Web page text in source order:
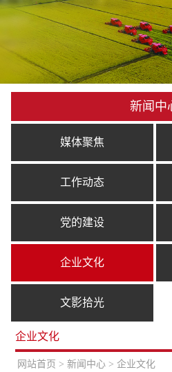
新闻中
媒体聚焦
工作动态
党的建设
企业文化
文影拾光
企业文化
网站首页 > 新闻中心 > 企业文化